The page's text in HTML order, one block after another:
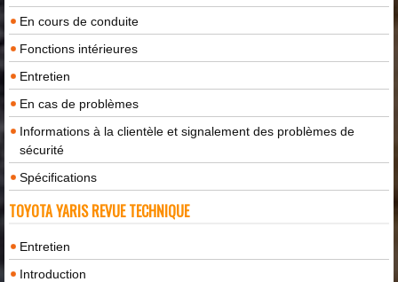
En cours de conduite
Fonctions intérieures
Entretien
En cas de problèmes
Informations à la clientèle et signalement des problèmes de
sécurité
Spécifications
TOYOTA YARIS REVUE TECHNIQUE
Entretien
Introduction